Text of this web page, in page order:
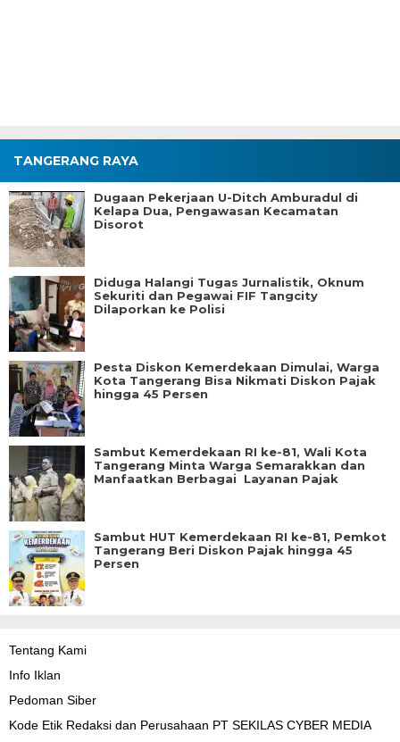
TANGERANG RAYA
Dugaan Pekerjaan U-Ditch Amburadul di
Kelapa Dua, Pengawasan Kecamatan
Disorot
Diduga Halangi Tugas Jurnalistik, Oknum
Sekuriti dan Pegawai FIF Tangcity
Dilaporkan ke Polisi
Pesta Diskon Kemerdekaan Dimulai, Warga
Kota Tangerang Bisa Nikmati Diskon Pajak
hingga 45 Persen
Sambut Kemerdekaan RI ke-81, Wali Kota
Tangerang Minta Warga Semarakkan dan
Manfaatkan Berbagai Layanan Pajak
Sambut HUT Kemerdekaan RI ke-81, Pemkot
Tangerang Beri Diskon Pajak hingga 45
Persen
Tentang Kami
Info Iklan
Pedoman Siber
Kode Etik Redaksi dan Perusahaan PT SEKILAS CYBER MEDIA